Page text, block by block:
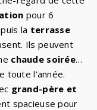
pour 6
la terrasse
Ils peuvent
chaude soirée
toute l'année.
grand-père et
spacieuse pour